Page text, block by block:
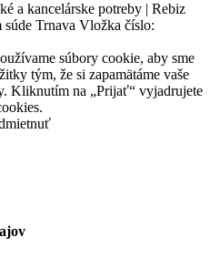
a kancelárske potreby | Rebiz
súde Trnava Vložka číslo:
súbory cookie, aby sme
tým, že si zapamätáme vaše
Kliknutím na „Prijať“ vyjadrujete